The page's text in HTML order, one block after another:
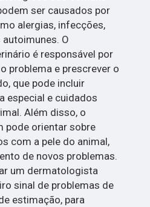
ser causados por
alergias, infecções,
O
é responsável por
problema e prescrever o
que pode incluir
especial e cuidados
Além disso, o
pode orientar sobre
com a pele do animal,
de novos problemas.
um dermatologista
sinal de problemas de
estimação, para